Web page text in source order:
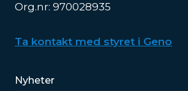
Org.nr: 970028935
Ta kontakt med styret i Geno
Lenker
Nyheter